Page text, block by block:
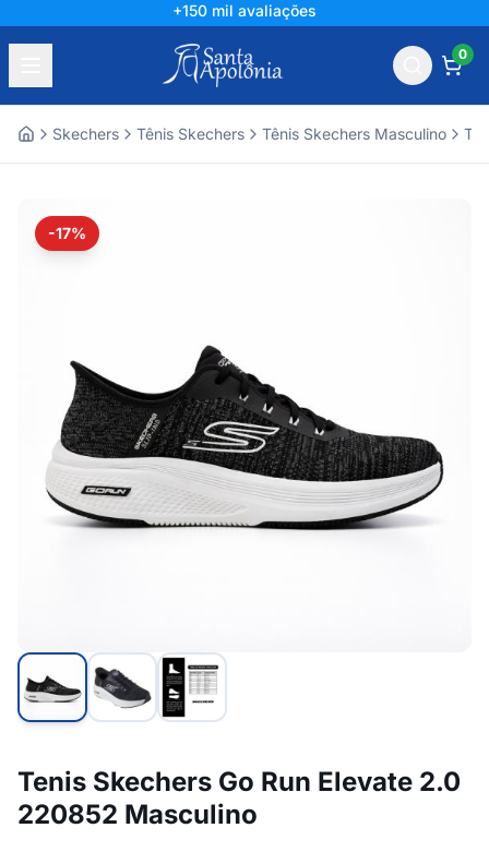
+150 mil avaliações
0
Skechers Tênis Skechers Tênis Skechers Masculino
-17%
Tenis Skechers Go Run Elevate 2.0
220852 Masculino